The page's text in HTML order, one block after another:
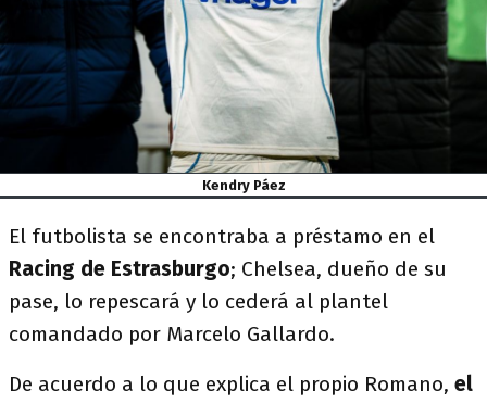
Kendry Páez
El futbolista se encontraba a préstamo en el
Racing de Estrasburgo; Chelsea, dueño de su
pase, lo repescará y lo cederá al plantel
comandado por Marcelo Gallardo.
De acuerdo a lo que explica el propio Romano, el